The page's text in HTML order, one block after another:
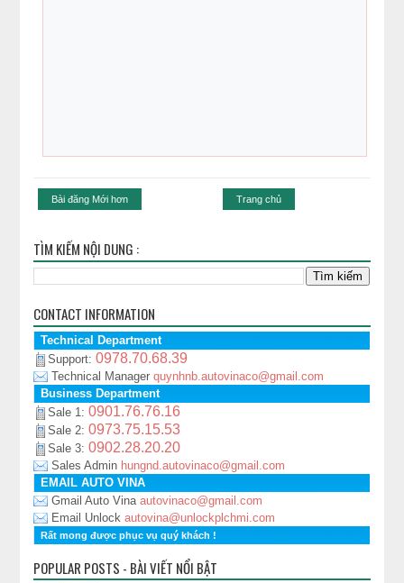
Bài đăng Mới hơn Trang chủ
TÌM KIẾM NỘI DUNG :
CONTACT INFORMATION
Technical Department
Support:0978.70.68.39
Technical Managerquynhnb.autovinaco@gmail.com
Business Department
Sale 1:0901.76.76.16
Sale 2:0973.75.15.53
Sale 3:0902.28.20.20
Sales Admin hungnd.autovinaco@gmail.com
EMAIL AUTO VINA
Gmail Auto Vinaautovinaco@gmail.com
Email Unlockautovina@unlockplchmi.com
Rất mong được phục vụ quý khách !
POPULAR POSTS - BÀI VIẾT NỔI BẬT